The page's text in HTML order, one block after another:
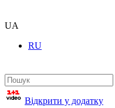
UA
RU
Відкрити у додатку